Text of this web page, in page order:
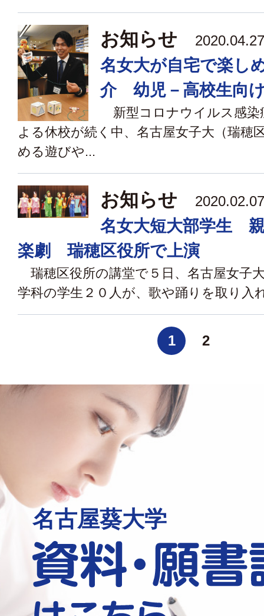
お知らせ
名女大が自宅で楽し
介 幼児－高校生向
新型コロナウイルス感染
よる休校が続く中、名古屋女子大（瑞穂
める遊びや...
お知らせ
名女大短大部学生
楽劇 瑞穂区役所で上演
瑞穂区役所の講堂で５日、名古屋女子
学科の学生２０人が、歌や踊りを取り入
1 2
名古屋葵大学